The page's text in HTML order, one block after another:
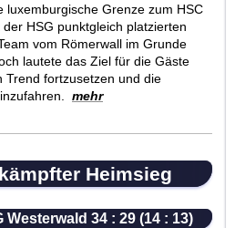
luxemburgische Grenze zum HSC
HSG punktgleich platzierten
vom Römerwall im Grunde
lautete das Ziel für die Gäste
Trend fortzusetzen und die
mehr
Heimsieg
Westerwald 34 : 29 (14 : 13)